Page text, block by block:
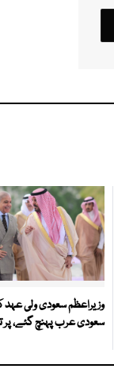
وزیراعظم سعودی ولی
سعودی عرب پہنچ گئے، پر